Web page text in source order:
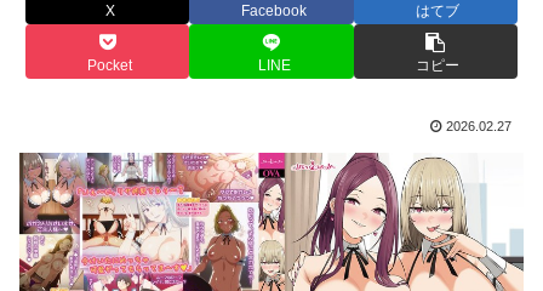
X Facebook はてブ
Pocket LINE コピー
2026.02.27